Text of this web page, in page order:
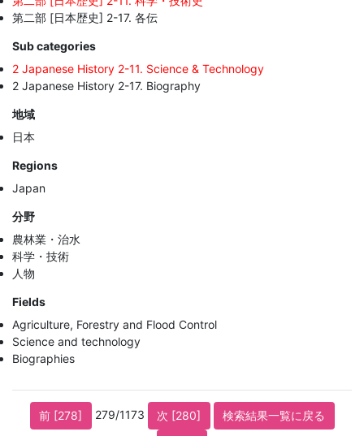
第二部 [日本歴史] 2-17. 各伝
Sub categories
2 Japanese History 2-11. Science & Technology
2 Japanese History 2-17. Biography
地域
日本
Regions
Japan
分野
農林業・治水
科学・技術
人物
Fields
Agriculture, Forestry and Flood Control
Science and technology
Biographies
前 [278] 279/1173 次 [280]
検索結果一覧に戻る